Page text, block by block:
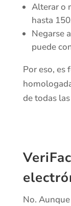
Alterar o
hasta
Negarse
puede
Por eso, es
de todas
No.